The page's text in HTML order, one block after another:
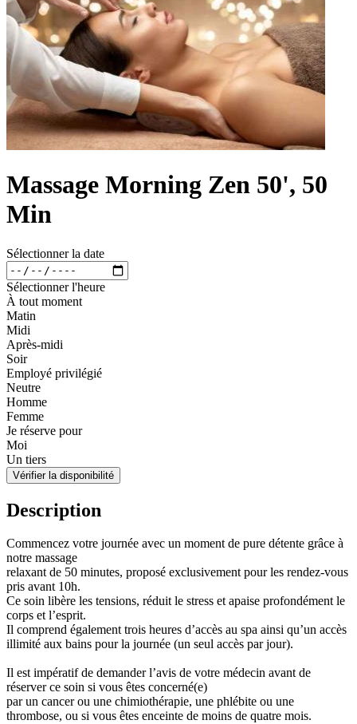
Massage Morning Zen 50', 50
Min
Sélectionner la date
Sélectionner l'heure
À tout moment
Matin
Midi
Après-midi
Soir
Employé privilégié
Neutre
Homme
Femme
Je réserve pour
Moi
Un tiers
Vérifier la disponibilité
Description
Commencez votre journée avec un moment de pure détente grâce à
notre massage
relaxant de 50 minutes, proposé exclusivement pour les rendez-vous
pris avant 10h.
Ce soin libère les tensions, réduit le stress et apaise profondément le
corps et l’esprit.
Il comprend également trois heures d’accès au spa ainsi qu’un accès
illimité aux bains pour la journée (un seul accès par jour).
Il est impératif de demander l’avis de votre médecin avant de
réserver ce soin si vous êtes concerné(e)
par un cancer ou une chimiothérapie, une phlébite ou une
thrombose, ou si vous êtes enceinte de moins de quatre mois.